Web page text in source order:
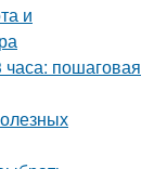
и
пошаговая